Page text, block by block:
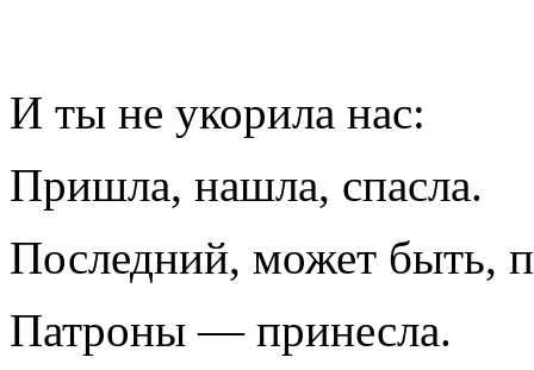
И ты не укорила нас:
Пришла, нашла, спасла.
Последний, может быть,
Патроны — принесла.